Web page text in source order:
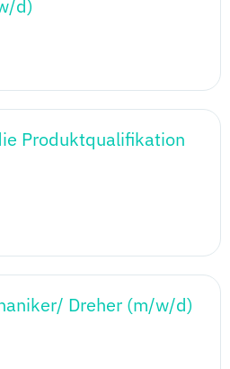
d)
Produktqualifikation
Dreher (m/w/d)